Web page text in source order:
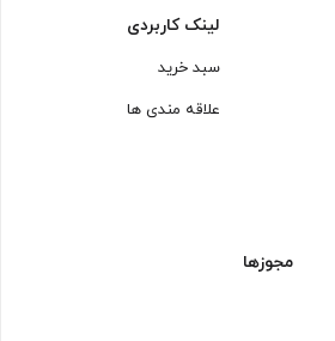
لینک کاربردی
سبد خرید
علاقه مندی ها
مجوزها